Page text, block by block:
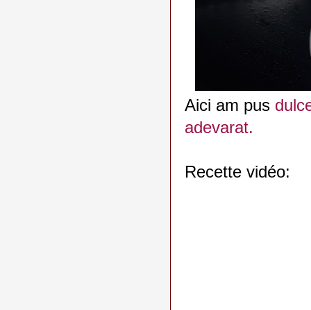
Aici am pus
adevarat.
Recette vidéo: